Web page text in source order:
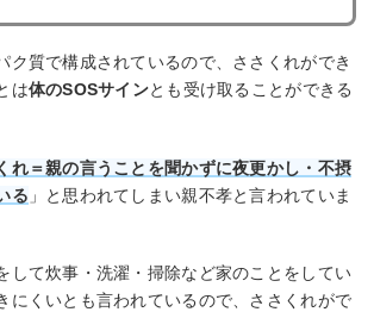
ク質で構成されているので、ささくれができ
は体のSOSサインとも受け取ることができる
れ＝親の言うことを聞かずに夜更かし・不摂
る 」と思われてしまい親不孝と言われていま
して炊事・洗濯・掃除など家のことをしてい
にくいとも言われているので、ささくれがで